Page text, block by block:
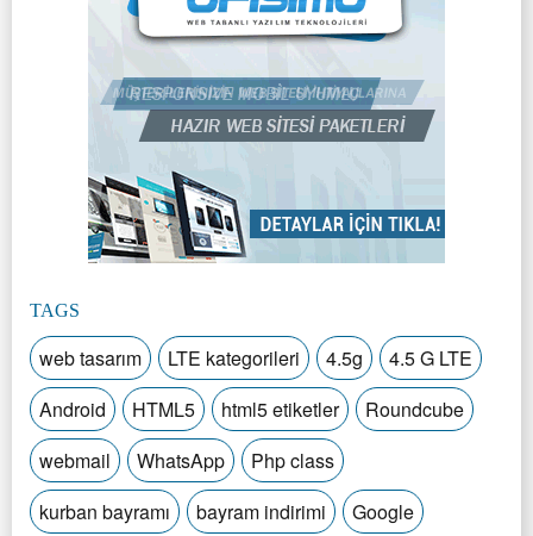
TAGS
web tasarım LTE kategorileri 4.5g
4.5 G LTE
Android
HTML5 html5 etiketler
Roundcube
webmail
WhatsApp
Php class
kurban bayramı
bayram indirimi
Google